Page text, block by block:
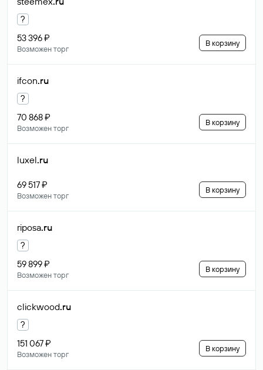
?
53 396 ₽
Возможен торг
В корзину
ifcon.ru
?
70 868 ₽
Возможен торг
В корзину
luxel.ru
69 517 ₽
Возможен торг
В корзину
riposa.ru
?
59 899 ₽
Возможен торг
В корзину
clickwood.ru
?
151 067 ₽
Возможен торг
В корзину